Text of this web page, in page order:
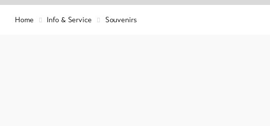
Home Info & Service Souvenirs